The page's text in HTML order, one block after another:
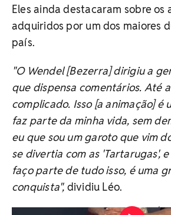
Eles ainda destacaram sobre os
adquiridos por um dos maiores
país.
"O Wendel [Bezerra] dirigiu a
que dispensa comentários. Até
complicado. Isso [a animação] é
faz parte da minha vida, sem
eu que sou um garoto que vim
se divertia com as 'Tartarugas',
faço parte de tudo isso, é uma
conquista", dividiu Léo.
Vídeo: Aline Gama/